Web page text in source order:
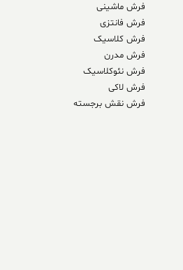
فرش ماشینی
فرش فانتزی
فرش کلاسیک
فرش مدرن
فرش نئوکلاسیک
فرش لاکی
فرش نقش برجسته